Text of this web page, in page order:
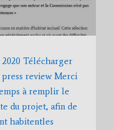
2020 Télécharger
review Merci
à remplir le
du projet, afin de
habitentles